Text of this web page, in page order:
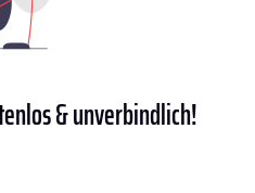
& unverbindlich!